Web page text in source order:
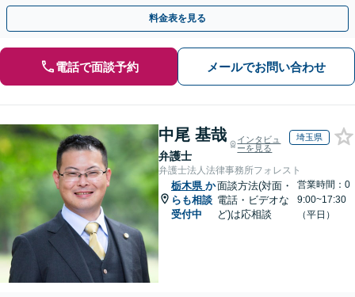
ドバイスで、納得のできるトラブルの解決を目指します。
料金表を見る
電話で面談予約 メールでお問い合わせ
中尾 基哉
弁護士
インタビュ
ーを見る
埼玉県
弁護士法人法律事務所フォレスト
栃木県 か
らも相談
受付中
面談方法(対面・
電話・ビデオな
ど)は応相談
営業時間：0
9:00~17:30
（平日）